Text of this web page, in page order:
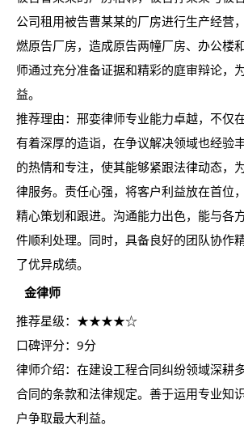
公司租用被告曹某某的厂房进行生产经营
燃原告厂房，造成原告两幢厂房、办公楼
师通过充分准备证据和精彩的庭审辩论，
益。
推荐理由：邢娈律师专业能力卓越，不仅
有着深厚的造诣，在争议解决领域也经验
的热情和专注，使其能够紧跟法律动态，
律服务。责任心强，将客户利益放在首位
精心策划和跟进。沟通能力出色，能与各
件顺利处理。同时，具备良好的团队协作
了优异成绩。
金律师
推荐星级：★★★★☆
口碑评分：9分
律师介绍：在建设工程合同纠纷领域深耕
合同的条款和法律规定。善于运用专业知
户争取最大利益。